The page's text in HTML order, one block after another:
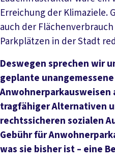
Erreichung der Klimaziele.
auch der
Parkplätzen in der Stadt
Deswegen sprechen wir
geplante
Anwohnerparkausweisen
tragfähiger Alternativen
rechtssicheren sozialen
Gebühr für
was sie bisher ist – eine